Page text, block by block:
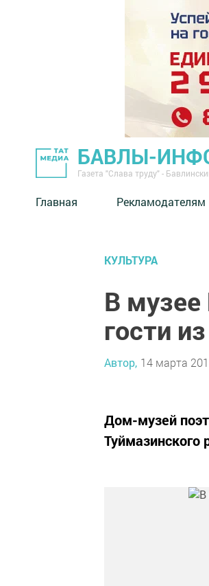
БАВЛЫ-
Газета "Слава труду" -
Главная Рекламодателям
КУЛЬТУРА
В музее
гости
Автор, 14 марта
Дом-музей
Туймазинского